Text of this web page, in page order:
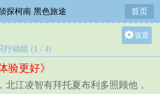
探柯南 黑色旅途 首页
设置
中
行动组 (1 / 4)
验更好》
江凌智有拜托夏布利多照顾他，